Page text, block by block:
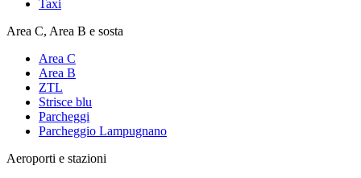
Taxi
Area C, Area B e sosta
Area C
Area B
ZTL
Strisce blu
Parcheggi
Parcheggio Lampugnano
Aeroporti e stazioni